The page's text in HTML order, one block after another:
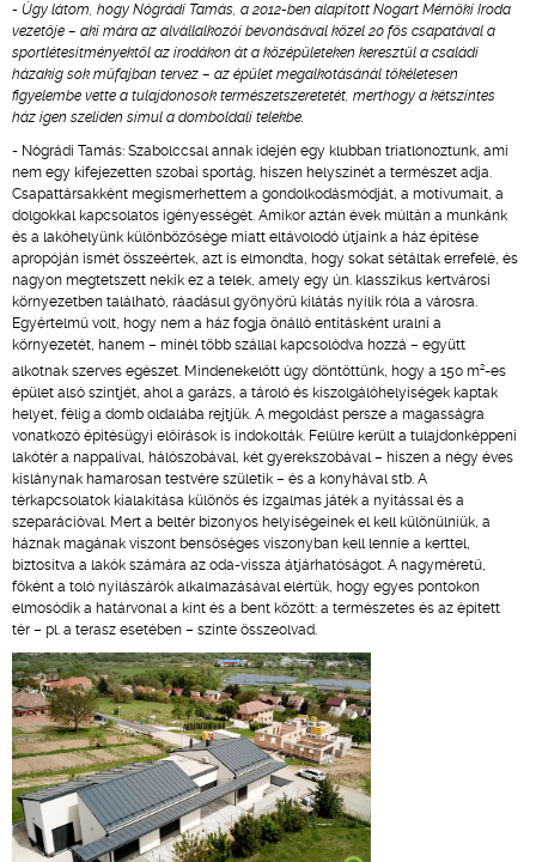
- Úgy látom, hogy Nógrádi Tamás, a 2012-ben alapított Nogart Mérnöki Iroda
vezetője – aki mára az alvállalkozói bevonásával közel 20 fős csapatával a
sportlétesítményektől az irodákon át a középületeken keresztül a családi
házakig sok műfajban tervez – az épület megalkotásánál tökéletesen
figyelembe vette a tulajdonosok természetszeretetét, merthogy a kétszintes
ház igen szelíden simul a domboldali telekbe.
- Nógrádi Tamás: Szabolccsal annak idején egy klubban triatlonoztunk, ami
nem egy kifejezetten szobai sportág, hiszen helyszínét a természet adja.
Csapattársakként megismerhettem a gondolkodásmódját, a motívumait, a
dolgokkal kapcsolatos igényességét. Amikor aztán évek múltán a munkánk
és a lakóhelyünk különbözősége miatt eltávolodó útjaink a ház építése
apropóján ismét összeértek, azt is elmondta, hogy sokat sétáltak errefelé, és
nagyon megtetszett nekik ez a telek, amely egy ún. klasszikus kertvárosi
környezetben található, ráadásul gyönyörű kilátás nyílik róla a városra.
Egyértelmű volt, hogy nem a ház fogja önálló entitásként uralni a
környezetét, hanem – minél több szállal kapcsolódva hozzá – együtt
alkotnak szerves egészet. Mindenekelőtt úgy döntöttünk, hogy a 150 m2-es
épület alsó szintjét, ahol a garázs, a tároló és kiszolgálóhelyiségek kaptak
helyet, félig a domb oldalába rejtjük. A megoldást persze a magasságra
vonatkozó építésügyi előírások is indokolták. Felülre került a tulajdonképpeni
lakótér a nappalival, hálószobával, két gyerekszobával – hiszen a négy éves
kislánynak hamarosan testvére születik – és a konyhával stb. A
térkapcsolatok kialakítása különös és izgalmas játék a nyitással és a
szeparációval. Mert a beltér bizonyos helyiségeinek el kell különülniük, a
háznak magának viszont bensőséges viszonyban kell lennie a kerttel,
biztosítva a lakók számára az oda-vissza átjárhatóságot. A nagyméretű,
főként a toló nyílászárók alkalmazásával elértük, hogy egyes pontokon
elmosódik a határvonal a kint és a bent között: a természetes és az épített
tér – pl. a terasz esetében – szinte összeolvad.